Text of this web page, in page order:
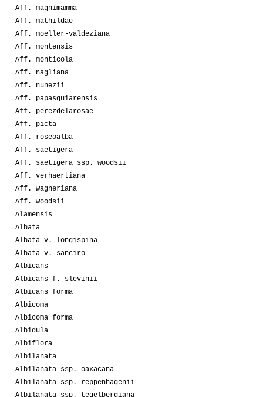
Aff. magnimamma
Aff. mathildae
Aff. moeller-valdeziana
Aff. montensis
Aff. monticola
Aff. nagliana
Aff. nunezii
Aff. papasquiarensis
Aff. perezdelarosae
Aff. picta
Aff. roseoalba
Aff. saetigera
Aff. saetigera ssp. woodsii
Aff. verhaertiana
Aff. wagneriana
Aff. woodsii
Alamensis
Albata
Albata v. longispina
Albata v. sanciro
Albicans
Albicans f. slevinii
Albicans forma
Albicoma
Albicoma forma
Albidula
Albiflora
Albilanata
Albilanata ssp. oaxacana
Albilanata ssp. reppenhagenii
Albilanata ssp. tegelbergiana